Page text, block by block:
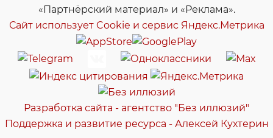
«Партнёрский материал» и «Реклама».
Сайт использует Cookie и сервиc Яндекс.Метрика
Разработка сайта - агентство "Без иллюзий"
Поддержка и развитие ресурса - Алексей Кухтерин